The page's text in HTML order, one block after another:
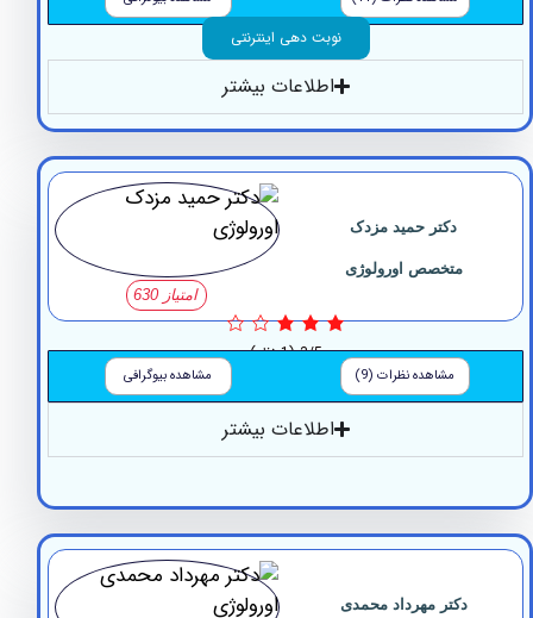
نوبت دهی اینترنتی
اطلاعات بیشتر
دکتر حمید مزدک
متخصص اورولوژی
3/5 (1 نظر)
مشاهده نظرات (9) مشاهده بیوگرافی
اطلاعات بیشتر
دکتر مهرداد محمدی